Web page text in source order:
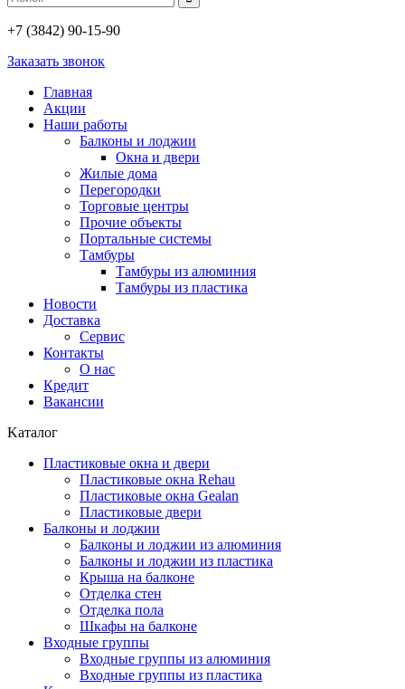
+7 (3842) 90-15-90
Заказать звонок
Главная
Акции
Наши работы
Балконы и лоджии
Окна и двери
Жилые дома
Перегородки
Торговые центры
Прочие объекты
Портальные системы
Тамбуры
Тамбуры из алюминия
Тамбуры из пластика
Новости
Доставка
Сервис
Контакты
О нас
Кредит
Вакансии
Kаталог
Пластиковые окна и двери
Пластиковые окна Rehau
Пластиковые окна Gealan
Пластиковые двери
Балконы и лоджии
Балконы и лоджии из алюминия
Балконы и лоджии из пластика
Крыша на балконе
Отделка стен
Отделка пола
Шкафы на балконе
Входные группы
Входные группы из алюминия
Входные группы из пластика